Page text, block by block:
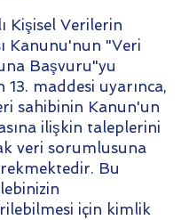
Kişisel Verilerin
Kanunu'nun "Veri
Başvuru"yu
13. maddesi uyarınca,
sahibinin Kanun'un
ilişkin taleplerini
veri sorumlusuna
Bu
için kimlik